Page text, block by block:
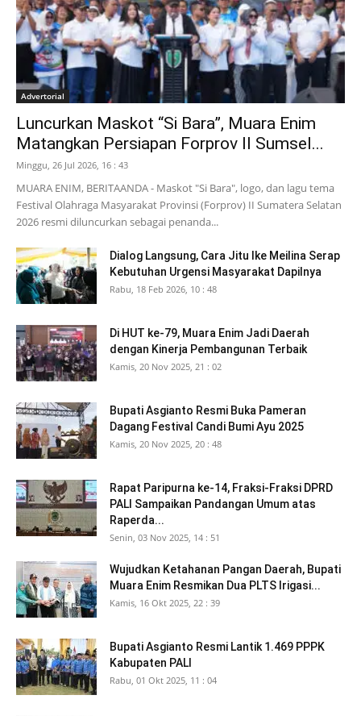
Advertorial
Luncurkan Maskot “Si Bara”, Muara Enim
Matangkan Persiapan Forprov II Sumsel...
Minggu, 26 Jul 2026, 16 : 43
MUARA ENIM, BERITAANDA - Maskot "Si Bara", logo, dan lagu tema
Festival Olahraga Masyarakat Provinsi (Forprov) II Sumatera Selatan
2026 resmi diluncurkan sebagai penanda...
Dialog Langsung, Cara Jitu Ike Meilina Serap
Kebutuhan Urgensi Masyarakat Dapilnya
Rabu, 18 Feb 2026, 10 : 48
Di HUT ke-79, Muara Enim Jadi Daerah
dengan Kinerja Pembangunan Terbaik
Kamis, 20 Nov 2025, 21 : 02
Bupati Asgianto Resmi Buka Pameran
Dagang Festival Candi Bumi Ayu 2025
Kamis, 20 Nov 2025, 20 : 48
Rapat Paripurna ke-14, Fraksi-Fraksi DPRD
PALI Sampaikan Pandangan Umum atas
Raperda...
Senin, 03 Nov 2025, 14 : 51
Wujudkan Ketahanan Pangan Daerah, Bupati
Muara Enim Resmikan Dua PLTS Irigasi...
Kamis, 16 Okt 2025, 22 : 39
Bupati Asgianto Resmi Lantik 1.469 PPPK
Kabupaten PALI
Rabu, 01 Okt 2025, 11 : 04